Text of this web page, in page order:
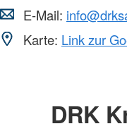
E-Mail:
Karte: Link zur
DRK